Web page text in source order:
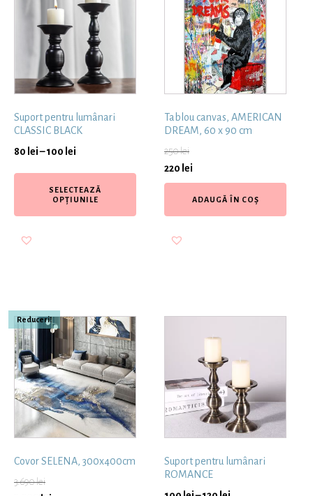
Suport pentru lumânari
CLASSIC BLACK
80 lei–100 lei
SELECTEAZĂ
OPȚIUNILE
Tablou canvas, AMERICAN
DREAM, 60 x 90 cm
250lei
220 lei
ADAUGĂ ÎN COȘ
Reduceri!
Covor SELENA, 300x400cm
3.690lei
Suport pentru lumânari
ROMANCE